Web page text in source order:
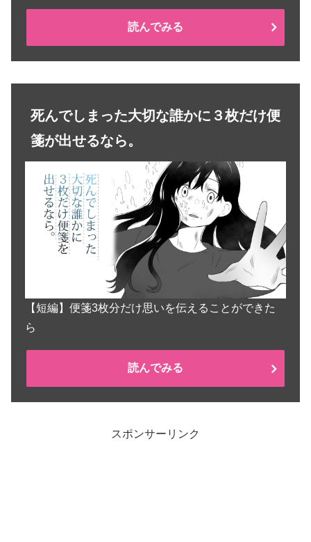
読んでみる
死んでしまった大切な誰かに３枚だけ便
箋が出せるなら。
【短編】便箋3枚分だけ思いを伝えることができた
ら
読んでみる
スポンサーリンク